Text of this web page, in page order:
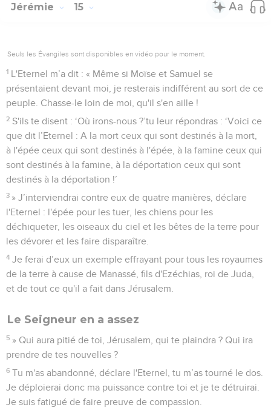
Jérémie 15
Seuls les Évangiles sont disponibles en vidéo pour le moment.
1 L'Eternel m’a dit : « Même si Moïse et Samuel se
présentaient devant moi, je resterais indifférent au sort de ce
peuple. Chasse-le loin de moi, qu'il s'en aille !
2 S'ils te disent : ‘Où irons-nous ?’tu leur répondras : ‘Voici ce
que dit l’Eternel : A la mort ceux qui sont destinés à la mort,
à l'épée ceux qui sont destinés à l'épée, à la famine ceux qui
sont destinés à la famine, à la déportation ceux qui sont
destinés à la déportation !’
3 » J’interviendrai contre eux de quatre manières, déclare
l'Eternel : l'épée pour les tuer, les chiens pour les
déchiqueter, les oiseaux du ciel et les bêtes de la terre pour
les dévorer et les faire disparaître.
4 Je ferai d’eux un exemple effrayant pour tous les royaumes
de la terre à cause de Manassé, fils d'Ezéchias, roi de Juda,
et de tout ce qu'il a fait dans Jérusalem.
Le Seigneur en a assez
5 » Qui aura pitié de toi, Jérusalem, qui te plaindra ? Qui ira
prendre de tes nouvelles ?
6 Tu m'as abandonné, déclare l'Eternel, tu m’as tourné le dos.
Je déploierai donc ma puissance contre toi et je te détruirai.
Je suis fatigué de faire preuve de compassion.